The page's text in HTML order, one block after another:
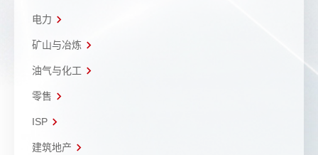
电力
矿山与冶炼
油气与化工
零售
ISP
建筑地产